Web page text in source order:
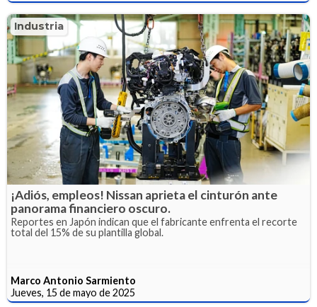
Industria
¡Adiós, empleos! Nissan aprieta el cinturón ante
panorama financiero oscuro.
Reportes en Japón indican que el fabricante enfrenta el recorte
total del 15% de su plantilla global.
Marco Antonio Sarmiento
Jueves, 15 de mayo de 2025